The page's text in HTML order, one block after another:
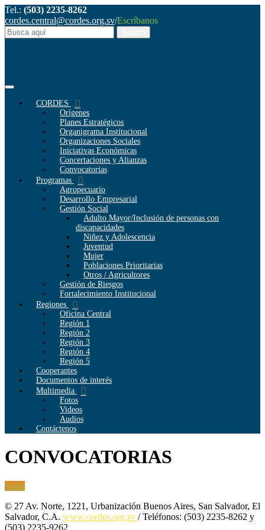
Tel.: (503) 2235-8262
cordes.central@cordes.org.sv/Escríbanos
CORDES
Orígenes
Planes Estratégicos
Organigrama Institucional
Organizaciones Sociales
Iniciativas Económicas
Concertaciones y Alianzas
Convocatorias
Programas
Agropecuario
Desarrollo Empresarial
Gestión Social
Adulto Mayor/Inclusión de personas con
discapacidades
Niñez y Adolescencia
Juventud
Mujer
Poblaciones Prioritarias
Otros / Agricultores
Gestión de Riesgos
Fortalecimiento Institucional
Regiones
Oficina Central
Región 1
Región 2
Región 3
Región 4
Región 5
Cooperantes
Documentos de interés
Multimedia
Fotos
Videos
Audios
Contáctenos
CONVOCATORIAS
Subir
© 27 Av. Norte, 1221, Urbanización Buenos Aires, San Salvador, El
Salvador, C.A. www.cordes.org.sv / Teléfonos: (503) 2235-8262 y
(503) 2235-9262